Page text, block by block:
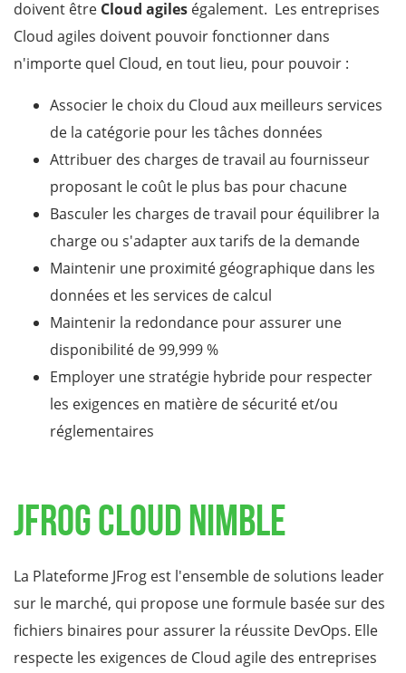
doivent être Cloud agiles également. Les entreprises
Cloud agiles doivent pouvoir fonctionner dans
n'importe quel Cloud, en tout lieu, pour pouvoir :
Associer le choix du Cloud aux meilleurs services
de la catégorie pour les tâches données
Attribuer des charges de travail au fournisseur
proposant le coût le plus bas pour chacune
Basculer les charges de travail pour équilibrer la
charge ou s'adapter aux tarifs de la demande
Maintenir une proximité géographique dans les
données et les services de calcul
Maintenir la redondance pour assurer une
disponibilité de 99,999 %
Employer une stratégie hybride pour respecter
les exigences en matière de sécurité et/ou
réglementaires
JFrog Cloud Nimble
La Plateforme JFrog est l'ensemble de solutions leader
sur le marché, qui propose une formule basée sur des
fichiers binaires pour assurer la réussite DevOps. Elle
respecte les exigences de Cloud agile des entreprises